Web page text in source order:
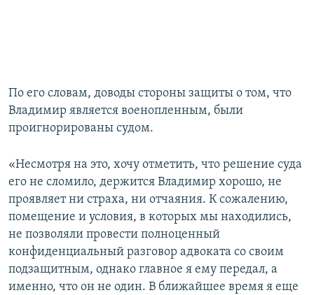
По его словам, доводы стороны защиты о том, что
Владимир является военопленным, были
проигнорированы судом.
«Несмотря на это, хочу отметить, что решение суда
его не сломило, держится Владимир хорошо, не
проявляет ни страха, ни отчаяния. К сожалению,
помещение и условия, в которых мы находились,
не позволяли провести полноценный
конфиденциальный разговор адвоката со своим
подзащитным, однако главное я ему передал, а
именно, что он не один. В ближайшее время я еще